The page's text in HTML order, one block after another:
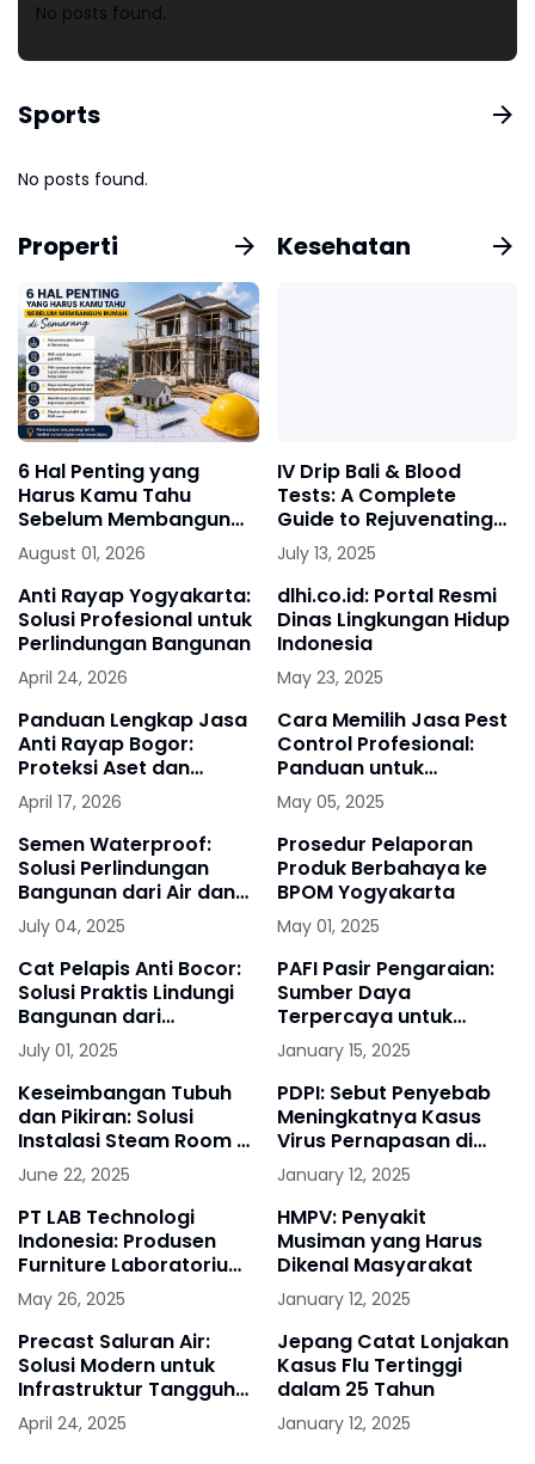
No posts found.
Sports
No posts found.
Properti
6 Hal Penting yang
Harus Kamu Tahu
Sebelum Membangun
Rumah di Semarang
August 01, 2026
Anti Rayap Yogyakarta:
Solusi Profesional untuk
Perlindungan Bangunan
April 24, 2026
Panduan Lengkap Jasa
Anti Rayap Bogor:
Proteksi Aset dan
Struktur Bangunan di
Wilayah Tropis
April 17, 2026
Semen Waterproof:
Solusi Perlindungan
Bangunan dari Air dan
Lembap
July 04, 2025
Cat Pelapis Anti Bocor:
Solusi Praktis Lindungi
Bangunan dari
Rembesan Air
July 01, 2025
Keseimbangan Tubuh
dan Pikiran: Solusi
Instalasi Steam Room &
Sauna dari PT AAJ
Kontraktor Indonesia
June 22, 2025
PT LAB Technologi
Indonesia: Produsen
Furniture Laboratorium
Terpercaya dengan
Solusi Terpadu
May 26, 2025
Precast Saluran Air:
Solusi Modern untuk
Infrastruktur Tangguh
bersama Anicon
April 24, 2025
Kesehatan
IV Drip Bali & Blood
Tests: A Complete
Guide to Rejuvenating
Wellness in the Island
Paradise
July 13, 2025
dlhi.co.id: Portal Resmi
Dinas Lingkungan Hidup
Indonesia
May 23, 2025
Cara Memilih Jasa Pest
Control Profesional:
Panduan untuk
Konsumen Pintar
May 05, 2025
Prosedur Pelaporan
Produk Berbahaya ke
BPOM Yogyakarta
May 01, 2025
PAFI Pasir Pengaraian:
Sumber Daya
Terpercaya untuk
Kesehatan Masyarakat
January 15, 2025
PDPI: Sebut Penyebab
Meningkatnya Kasus
Virus Pernapasan di
Awal 2025
January 12, 2025
HMPV: Penyakit
Musiman yang Harus
Dikenal Masyarakat
January 12, 2025
Jepang Catat Lonjakan
Kasus Flu Tertinggi
dalam 25 Tahun
January 12, 2025